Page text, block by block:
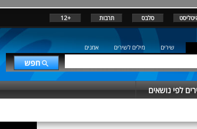
סלבס תרבות +12
שירים מילים לשירים אמנים
לפי נושאים